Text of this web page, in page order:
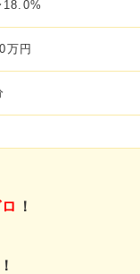
万円
！
！